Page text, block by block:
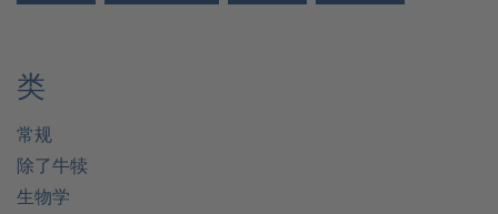
类
常规
除了牛犊
生物学